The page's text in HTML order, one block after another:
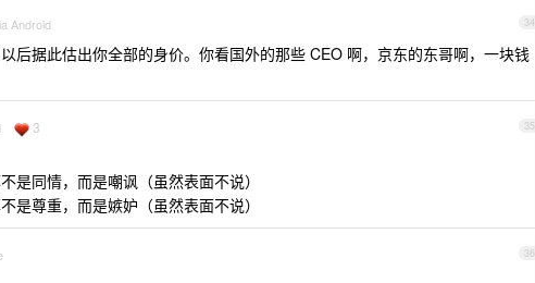
34
Android
后据此估出你全部的身价。你看国外的那些 CEO 啊，京东的东哥啊，一块钱
35
3
是同情，而是嘲讽（虽然表面不说）
是尊重，而是嫉妒（虽然表面不说）
36